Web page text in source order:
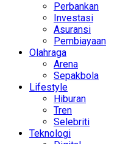
Perbankan
Investasi
Asuransi
Pembiayaan
Olahraga
Arena
Sepakbola
Lifestyle
Hiburan
Tren
Selebriti
Teknologi